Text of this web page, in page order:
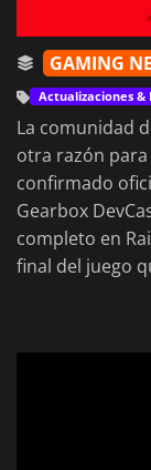
GAMING
Actualizaciones &
La comunidad
otra razón para
confirmado
Gearbox
completo en
final del juego